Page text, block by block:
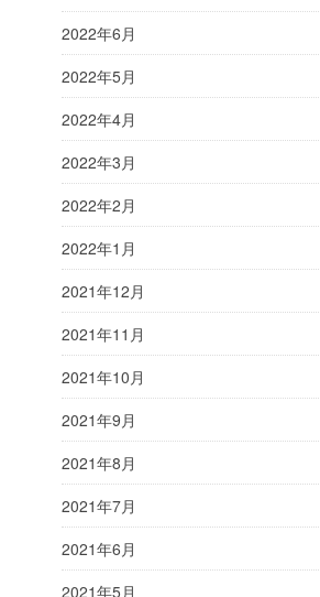
2022年6月
2022年5月
2022年4月
2022年3月
2022年2月
2022年1月
2021年12月
2021年11月
2021年10月
2021年9月
2021年8月
2021年7月
2021年6月
2021年5月